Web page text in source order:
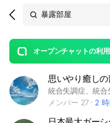
Search
OpenChats
messages
search
area
オープンチャットの利
open
思いやり癒しの
メンバー 27
2